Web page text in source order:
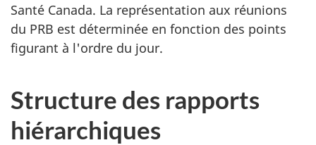
Santé Canada. La représentation aux réunions
du PRB est déterminée en fonction des points
figurant à l'ordre du jour.
Structure des rapports
hiérarchiques